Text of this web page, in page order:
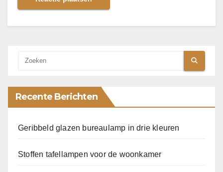
Recente Berichten
Geribbeld glazen bureaulamp in drie kleuren
Stoffen tafellampen voor de woonkamer